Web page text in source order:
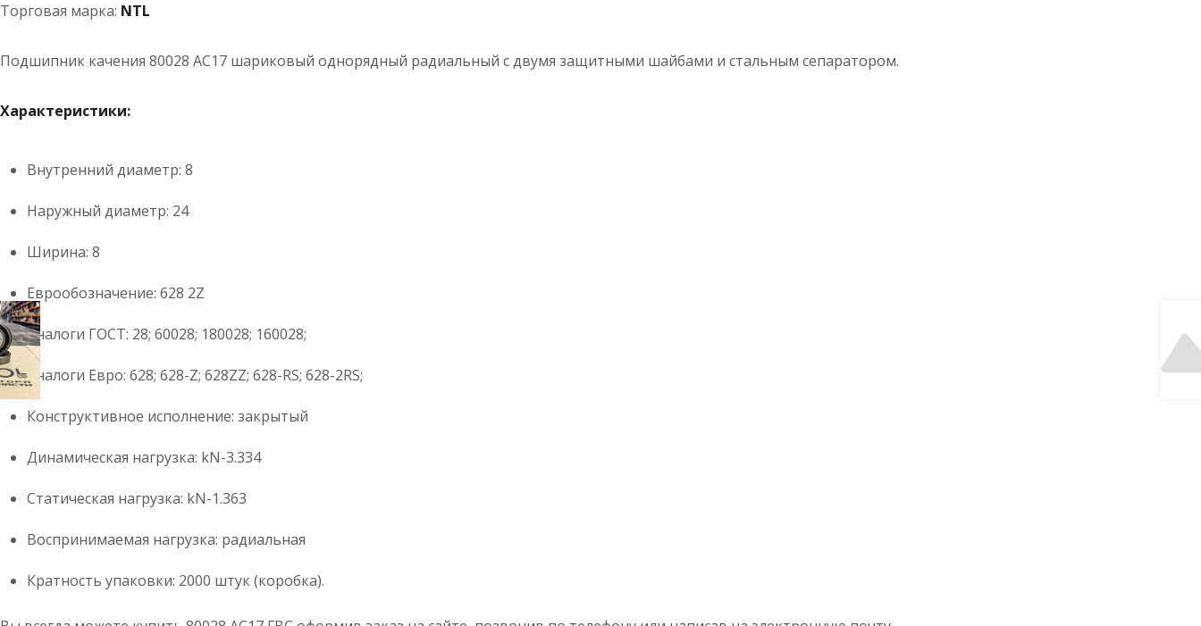
Торговая марка: NTL
Подшипник качения 80028 АС17 шариковый однорядный радиальный с двумя защитными шайбами и стальным сепаратором.
Характеристики:
Внутренний диаметр: 8
Наружный диаметр: 24
Ширина: 8
Еврообозначение: 628 2Z
Аналоги ГОСТ: 28; 60028; 180028; 160028;
Аналоги Евро: 628; 628-Z; 628ZZ; 628-RS; 628-2RS;
Конструктивное исполнение: закрытый
Динамическая нагрузка: kN-3.334
Статическая нагрузка: kN-1.363
Воспринимаемая нагрузка: радиальная
Кратность упаковки: 2000 штук (коробка).